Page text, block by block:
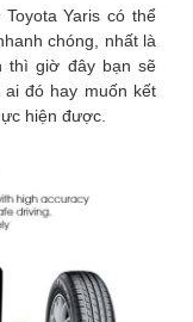
Yaris có thể
chóng, nhất là
thì giờ đây bạn sẽ
đó hay muốn kết
hiện được.